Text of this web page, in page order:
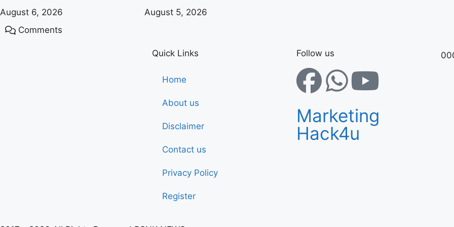
August 6, 2026
August 5, 2026
Comments
Quick Links
Home
About us
Disclaimer
Contact us
Privacy Policy
Register
Follow us
Marketing
Hack4u